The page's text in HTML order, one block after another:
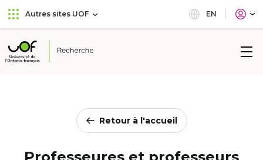
Aller
au
principal
Passer
au
Autres sites UOF EN
Université
Retour à l'accueil